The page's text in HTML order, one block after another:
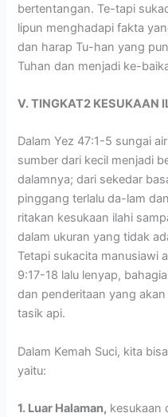
bertentangan. Te-tapi
lipun menghadapi fakta
dan harap Tu-han yang
Tuhan dan menjadi ke-
V. TINGKAT2 KESUKAAN
Dalam Yez 47:1-5 sungai
sumber dari kecil menjadi
dalamnya; dari sekedar
pinggang terlalu da-lam
ritakan kesukaan ilahi
dalam ukuran yang tidak
Tetapi sukacita manusiawi
9:17-18 lalu lenyap,
dan penderitaan yang
tasik api.
Dalam Kemah Suci, kita
yaitu:
1. Luar Halaman, kesukaan